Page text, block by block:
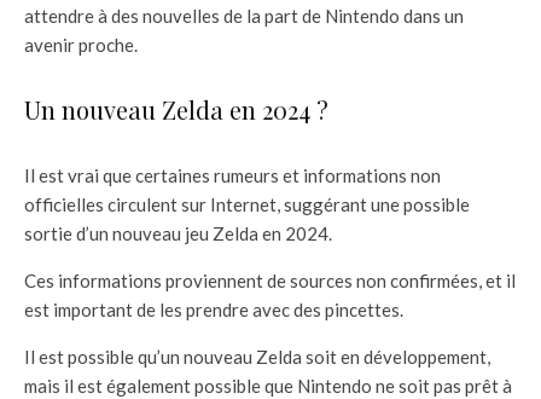
attendre à des nouvelles de la part de Nintendo dans un
avenir proche.
Un nouveau Zelda en 2024 ?
Il est vrai que certaines rumeurs et informations non
officielles circulent sur Internet, suggérant une possible
sortie d’un nouveau jeu Zelda en 2024.
Ces informations proviennent de sources non confirmées, et il
est important de les prendre avec des pincettes.
Il est possible qu’un nouveau Zelda soit en développement,
mais il est également possible que Nintendo ne soit pas prêt à